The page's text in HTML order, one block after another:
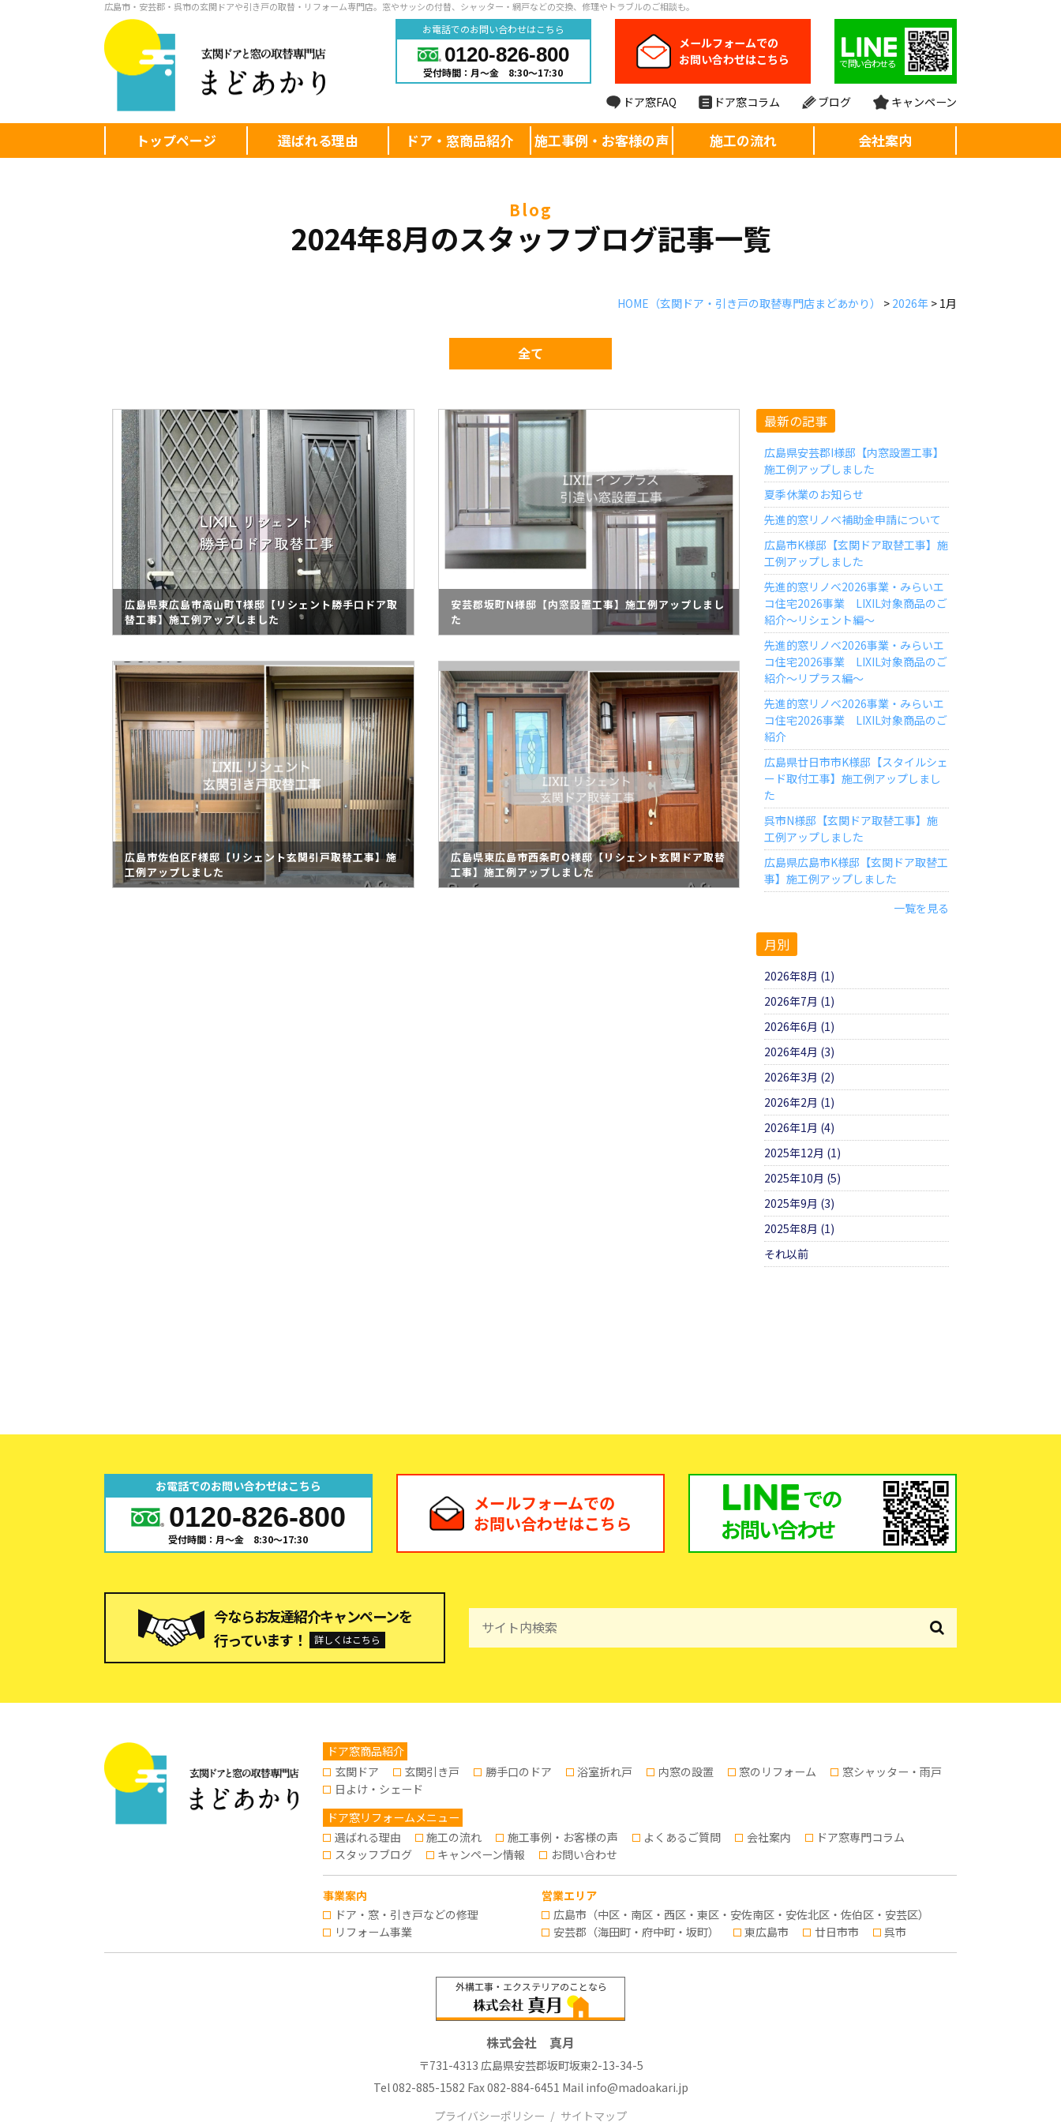
広島市・安芸郡・呉市の玄関ドアや引き戸の取替・リフォーム専門店。窓やサッシの付替、シャッター・網戸などの交換、修理やトラブルのご相談も。
お電話でのお問い合わせはこちら
0120-826-800
受付時間：月～金 8:30～17:30
メールフォームでの
お問い合わせはこちら
で問い合わせる
ドア窓FAQ ドア窓コラム ブログ キャンペーン
トップページ 選ばれる理由 ドア・窓商品紹介 施工事例・お客様の声 施工の流れ 会社案内
blog
2024年8月のスタッフブログ記事一覧
HOME （玄関ドア・引き戸の取替専門店まどあかり） > 2026年 > 1月
全て
広島県東広島市高山町T様邸【リシェント勝手口ドア取
替工事】施工例アップしました
安芸郡坂町N様邸【内窓設置工事】施工例アップしまし
た
広島市佐伯区F様邸【リシェント玄関引戸取替工事】施
工例アップしました
広島県東広島市西条町O様邸【リシェント玄関ドア取替
工事】施工例アップしました
最新の記事
広島県安芸郡I様邸【内窓設置工事】
施工例アップしました
夏季休業のお知らせ
先進的窓リノベ補助金申請について
広島市K様邸【玄関ドア取替工事】施
工例アップしました
先進的窓リノベ2026事業・みらいエ
コ住宅2026事業 LIXIL対象商品のご
紹介～リシェント編～
先進的窓リノベ2026事業・みらいエ
コ住宅2026事業 LIXIL対象商品のご
紹介～リプラス編～
先進的窓リノベ2026事業・みらいエ
コ住宅2026事業 LIXIL対象商品のご
紹介
広島県廿日市市K様邸【スタイルシェ
ード取付工事】施工例アップしまし
た
呉市N様邸【玄関ドア取替工事】施
工例アップしました
広島県広島市K様邸【玄関ドア取替工
事】施工例アップしました
一覧を見る
月別
2026年8月 (1)
2026年7月 (1)
2026年6月 (1)
2026年4月 (3)
2026年3月 (2)
2026年2月 (1)
2026年1月 (4)
2025年12月 (1)
2025年10月 (5)
2025年9月 (3)
2025年8月 (1)
それ以前
お電話でのお問い合わせはこちら
0120-826-800
受付時間：月～金 8:30～17:30
メールフォームでの
お問い合わせはこちら
での
お問い合わせ
今ならお友達紹介キャンペーンを
行っています！
詳しくはこちら
ドア窓商品紹介
玄関ドア
玄関引き戸 勝手口のドア 浴室折れ戸 内窓の設置 窓のリフォーム
窓シャッター・雨戸
日よけ・シェード
ドア窓リフォームメニュー
選ばれる理由
施工の流れ 施工事例・お客様の声 よくあるご質問 会社案内
ドア窓専門コラム
スタッフブログ
キャンペーン情報 お問い合わせ
事業案内
ドア・窓・引き戸などの修理
リフォーム事業
営業エリア
広島市（中区・南区・西区・東区・安佐南区・安佐北区・佐伯区・安芸区）
安芸郡（海田町・府中町・坂町）
東広島市 廿日市市 呉市
株式会社 真月
〒731-4313 広島県安芸郡坂町坂東2-13-34-5
Tel082-885-1582 Fax 082-884-6451 Mail info@madoakari.jp
プライバシーポリシー
サイトマップ